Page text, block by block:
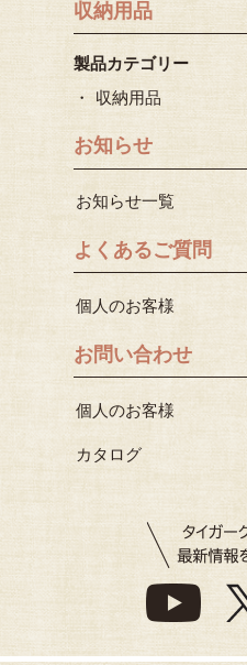
収納用品
製品カテゴリー
収納用品
お知らせ
お知らせ一覧
よくあるご質問
個人のお客様
お問い合わせ
個人のお客様
カタログ